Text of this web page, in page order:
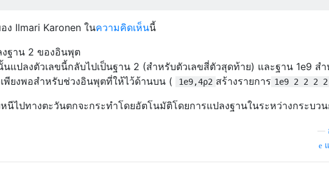
Ilmari Karonen ในความคิดเห็นนี้
ฐาน 2 ของอินพุต
นแปลงตัวเลขนี้กลับไปเป็นฐาน 2 (สำหรับตัวเลขสี่ตัวสุดท้าย) และฐาน 1e9 ส
พียงพอสำหรับช่วงอินพุตที่ให้ไว้ด้านบน (
1e9,4⍴2 สร้างรายการ 1e9 2 2 2 2
นีไปทางตะวันตกจะกระทำโดยอัตโนมัติโดยการแปลงฐานในระหว่างกระบว